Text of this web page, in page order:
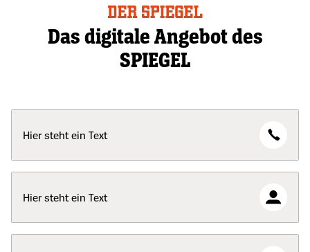
Das digitale Angebot des
SPIEGEL
Hier steht ein Text
Hier steht ein Text